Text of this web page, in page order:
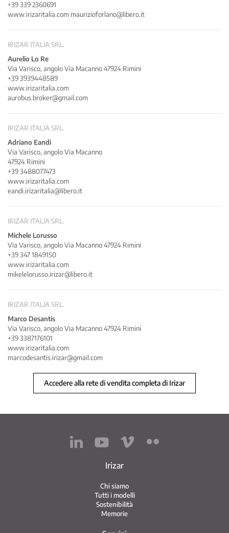
+39 339 2360691
www.irizaritalia.com maurizioforlano@libero.it
IRIZAR ITALIA SRL.
Aurelio Lo Re
Via Varisco, angolo Via Macanno 47924 Rimini
+39 3939448589
www.irizaritalia.com
aurobus.broker@gmail.com
IRIZAR ITALIA SRL.
Adriano Eandi
Via Varisco, angolo Via Macanno
47924 Rimini
+39 3488077473
www.irizaritalia.com
eandi.irizaritalia@libero.it
IRIZAR ITALIA SRL.
Michele Lorusso
Via Varisco, angolo Via Macanno 47924 Rimini
+39 347 1849150
www.irizaritalia.com
mikelelorusso.irizar@libero.it
IRIZAR ITALIA SRL.
Marco Desantis
Via Varisco, angolo Via Macanno 47924 Rimini
+393387176101
www.irizaritalia.com
marcodesantis.irizar@gmail.com
Accedere alla rete di vendita completa di Irizar
Irizar
Chi siamo
Tutti i modelli
Sostenibilità
Memorie